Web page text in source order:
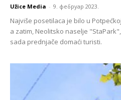
Užice Media - 9. фебруар 2023.
Najviše posetilaca je bilo u
a zatim, Neolitsko naselje
sada prednjače domaći turisti.